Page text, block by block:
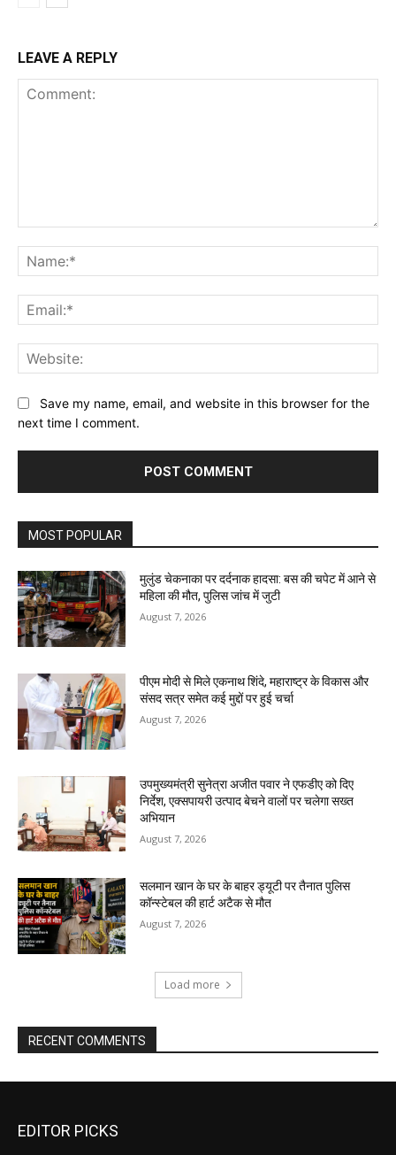
LEAVE A REPLY
Save my name, email, and website in this browser for the
next time I comment.
MOST POPULAR
मुलुंड चेकनाका पर दर्दनाक हादसा: बस की चपेट में आने से
महिला की मौत, पुलिस जांच में जुटी
August 7, 2026
पीएम मोदी से मिले एकनाथ शिंदे, महाराष्ट्र के विकास और
संसद सत्र समेत कई मुद्दों पर हुई चर्चा
August 7, 2026
उपमुख्यमंत्री सुनेत्रा अजीत पवार ने एफडीए को दिए
निर्देश, एक्सपायरी उत्पाद बेचने वालों पर चलेगा सख्त
अभियान
August 7, 2026
सलमान खान के घर के बाहर ड्यूटी पर तैनात पुलिस
कॉन्स्टेबल की हार्ट अटैक से मौत
August 7, 2026
Load more
RECENT COMMENTS
EDITOR PICKS